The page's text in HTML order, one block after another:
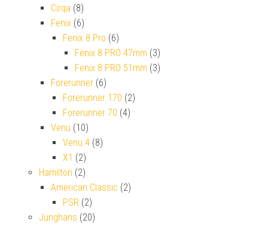
Cirqa (8)
Fenix (6)
Fenix 8 Pro (6)
Fenix 8 PRO 47mm (3)
Fenix 8 PRO 51mm (3)
Forerunner (6)
Forerunner 170 (2)
Forerunner 70 (4)
Venu (10)
Venu 4 (8)
X1 (2)
Hamilton (2)
American Classic (2)
PSR (2)
Junghans (20)